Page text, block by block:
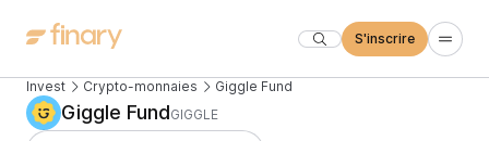
S'inscrire
Invest Crypto-monnaies Giggle Fund
Giggle FundGIGGLE